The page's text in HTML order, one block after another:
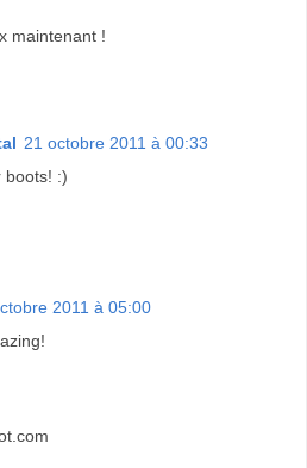
maintenant !
21 octobre 2011 à 00:33
boots! :)
2011 à 05:00